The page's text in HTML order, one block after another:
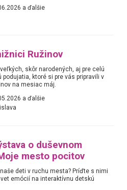
a ďalšie
Ružinov
skôr narodených, aj pre celú
podujatia, ktoré si pre vás pripravili v
na mesiac máj.
a ďalšie
o duševnom
mesto pocitov
deti v ruchu mesta? Príďte s nimi
emócií na interaktívnu detskú